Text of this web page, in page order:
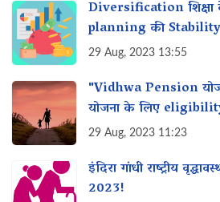
Diversification
planning की
बढ़ाता है?
29 Aug, 2023 13:55
"Vidhwa Pension
योजना के लिए
29 Aug, 2023 11:23
इंदिरा गांधी राष्ट्रीय
2023!